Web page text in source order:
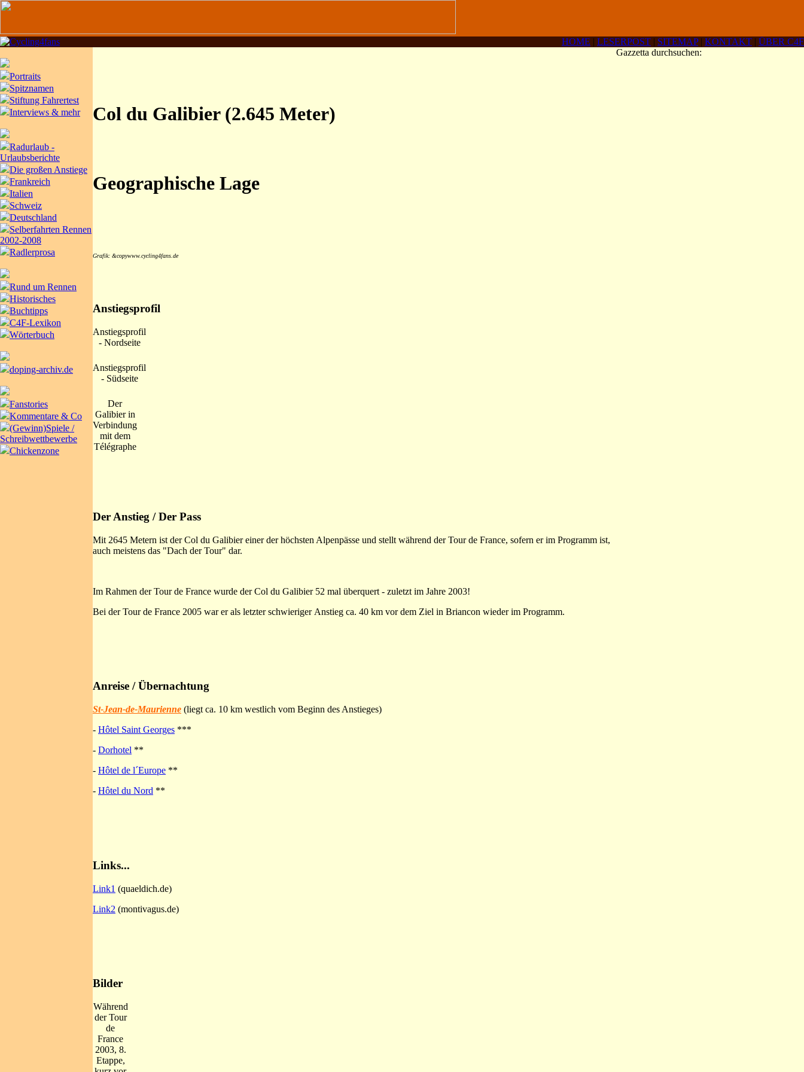
HOME | LESERPOST | SITEMAP| KONTAKT | ÜBER C4F
Portraits
Spitznamen
Stiftung Fahrertest
Interviews & mehr
Radurlaub -
Urlaubsberichte
Die großen Anstiege
Frankreich
Italien
Schweiz
Deutschland
Selberfahrten Rennen
2002-2008
Radlerprosa
Rund um Rennen
Historisches
Buchtipps
C4F-Lexikon
Wörterbuch
doping-archiv.de
Fanstories
Kommentare & Co
(Gewinn)Spiele /
Schreibwettbewerbe
Chickenzone
Col du Galibier (2.645 Meter)
Geographische Lage
Grafik: &copywww.cycling4fans.de
Anstiegsprofil
Anstiegsprofil
- Nordseite
Anstiegsprofil
- Südseite
Der
Galibier in
Verbindung
mit dem
Télégraphe
Der Anstieg / Der Pass
Mit 2645 Metern ist der Col du Galibier einer der höchsten Alpenpässe und stellt während der Tour de France, sofern er im Programm ist,
auch meistens das "Dach der Tour" dar.
Im Rahmen der Tour de France wurde der Col du Galibier 52 mal überquert - zuletzt im Jahre 2003!
Bei der Tour de France 2005 war er als letzter schwieriger Anstieg ca. 40 km vor dem Ziel in Briancon wieder im Programm.
Anreise / Übernachtung
St-Jean-de-Maurienne (liegt ca. 10 km westlich vom Beginn des Anstieges)
- Hôtel Saint Georges ***
- Dorhotel **
- Hôtel de l´Europe **
- Hôtel du Nord **
Links...
Link1 (quaeldich.de)
Link2 (montivagus.de)
Bilder
Während
der Tour
de
France
2003, 8.
Etappe,
Gazzetta durchsuchen: